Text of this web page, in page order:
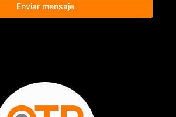
Enviar mensaje